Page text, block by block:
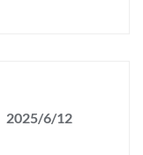
2025/6/12